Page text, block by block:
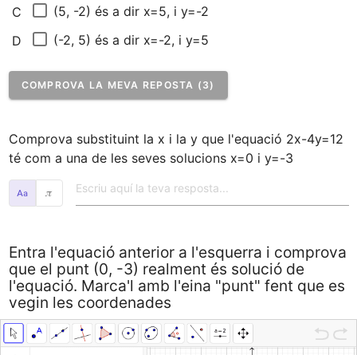
C
(5, -2) és a dir x=5, i y=-2
D
(-2, 5) és a dir x=-2, i y=5
COMPROVA LA MEVA REPOSTA (3)
Comprova substituint la x i la y que l'equació 2x-4y=12
té com a una de les seves solucions x=0 i y=-3
𝜋
Entra l'equació anterior a l'esquerra i comprova
que el punt (0, -3) realment és solució de
l'equació. Marca'l amb l'eina "punt" fent que es
vegin les coordenades